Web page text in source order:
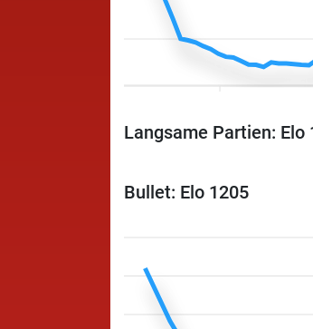
Langsame Partien: Elo
Bullet: Elo 1205